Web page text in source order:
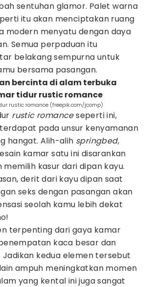
sentuhan glamor. Palet warna
itu akan menciptakan ruang
modern menyatu dengan daya
Semua perpaduan itu
belakang sempurna untuk
bersama pasangan.
bercinta di alam terbuka
tidur rustic romance
rustic romance (freepik.com/jcomp)
rustic romanceseperti ini,
pada unsur kenyamanan
hangat. Alih-alih springbed,
kamar satu ini disarankan
kasur dari dipan kayu.
derit dari kayu dipan saat
seks dengan pasangan akan
seolah kamu lebih dekat
terpenting dari gaya kamar
kaca besar dan
Jadikan kedua elemen tersebut
ampuh meningkatkan momen
yang kental ini juga sangat